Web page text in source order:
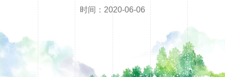
时间：2020-06-06